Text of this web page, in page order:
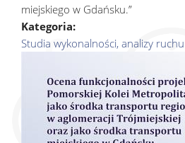
miejskiego w Gdańsku.”
Kategoria:
Studia wykonalności, analizy